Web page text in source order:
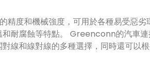
度和機械強度，可用於各種易受惡
耐腐蝕等特點。 Greenconn的汽車連
線和線對線的多種選擇，同時還可以根